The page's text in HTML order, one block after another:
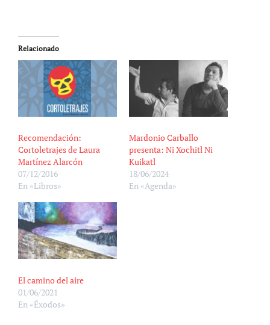
Relacionado
Recomendación:
Cortoletrajes de Laura
Martínez Alarcón
07/12/2016
En «Libros»
Mardonio Carballo
presenta: Ni Xochitl Ni
Kuikatl
18/06/2024
En «Agenda»
El camino del aire
01/06/2021
En «Éxodos»